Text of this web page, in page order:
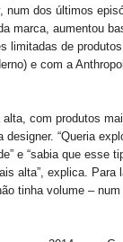
num dos últimos
marca, aumentou
limitadas de
e com a
com produtos
“Queria
e “sabia que esse
alta”, explica. Para
tinha volume – num